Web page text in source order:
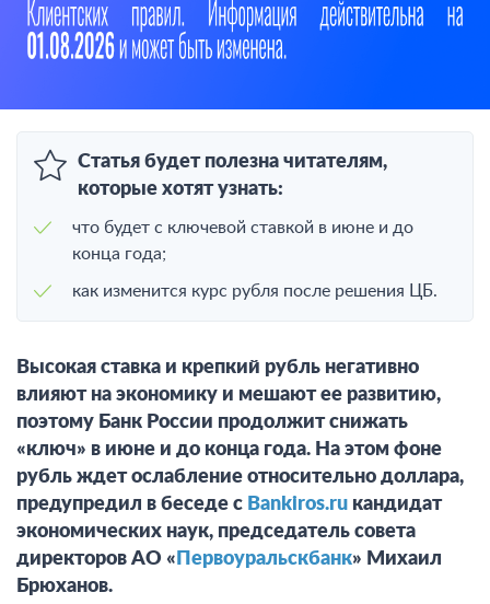
Статья будет полезна читателям,
которые хотят узнать:
что будет с ключевой ставкой в июне и до
конца года;
как изменится курс рубля после решения ЦБ.
Высокая ставка и крепкий рубль негативно
влияют на экономику и мешают ее развитию,
поэтому Банк России продолжит снижать
«ключ» в июне и до конца года. На этом фоне
рубль ждет ослабление относительно доллара,
предупредил в беседе с Bankiros.ru кандидат
экономических наук, председатель совета
директоров АО « Первоуральскбанк» Михаил
Брюханов.